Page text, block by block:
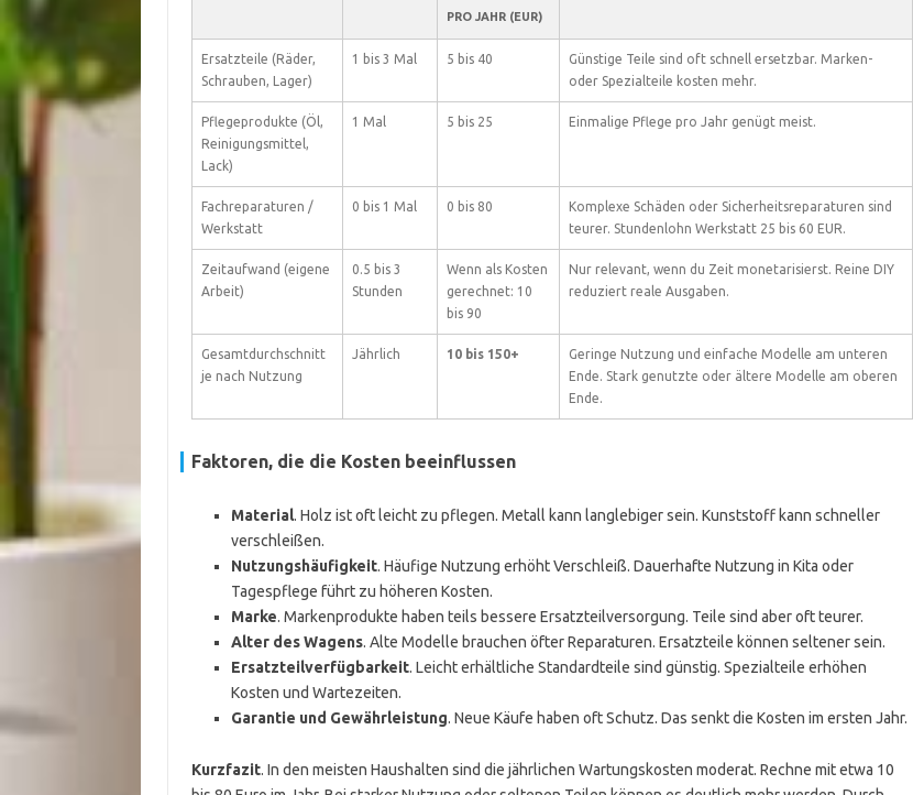
PRO JAHR (EUR)
Ersatzteile (Räder,
Schrauben, Lager)
1 bis 3 Mal 5 bis 40
Günstige Teile sind oft schnell ersetzbar. Marken-
oder Spezialteile kosten mehr.
Pflegeprodukte (Öl,
Reinigungsmittel,
Lack)
1 Mal 5 bis 25 Einmalige Pflege pro Jahr genügt meist.
Fachreparaturen /
Werkstatt
0 bis 1 Mal 0 bis 80
Komplexe Schäden oder Sicherheitsreparaturen sind
teurer. Stundenlohn Werkstatt 25 bis 60 EUR.
Zeitaufwand (eigene
Arbeit)
0.5 bis 3
Stunden
Wenn als Kosten
gerechnet: 10
bis 90
Nur relevant, wenn du Zeit monetarisierst. Reine DIY
reduziert reale Ausgaben.
Gesamtdurchschnitt
je nach Nutzung
Jährlich 10 bis 150+
Geringe Nutzung und einfache Modelle am unteren
Ende. Stark genutzte oder ältere Modelle am oberen
Ende.
Faktoren, die die Kosten beeinflussen
Material. Holz ist oft leicht zu pflegen. Metall kann langlebiger sein. Kunststoff kann schneller
verschleißen.
Nutzungshäufigkeit. Häufige Nutzung erhöht Verschleiß. Dauerhafte Nutzung in Kita oder
Tagespflege führt zu höheren Kosten.
Marke. Markenprodukte haben teils bessere Ersatzteilversorgung. Teile sind aber oft teurer.
Alter des Wagens. Alte Modelle brauchen öfter Reparaturen. Ersatzteile können seltener sein.
Ersatzteilverfügbarkeit. Leicht erhältliche Standardteile sind günstig. Spezialteile erhöhen
Kosten und Wartezeiten.
Garantie und Gewährleistung. Neue Käufe haben oft Schutz. Das senkt die Kosten im ersten Jahr.
Kurzfazit. In den meisten Haushalten sind die jährlichen Wartungskosten moderat. Rechne mit etwa 10